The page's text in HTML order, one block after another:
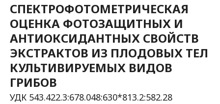
СПЕКТРОФОТОМЕТРИЧЕСКАЯ
ОЦЕНКА ФОТОЗАЩИТНЫХ И
АНТИОКСИДАНТНЫХ СВОЙСТВ
ЭКСТРАКТОВ ИЗ ПЛОДОВЫХ ТЕЛ
КУЛЬТИВИРУЕМЫХ ВИДОВ
ГРИБОВ
УДК 543.422.3:678.048:630*813.2:582.28